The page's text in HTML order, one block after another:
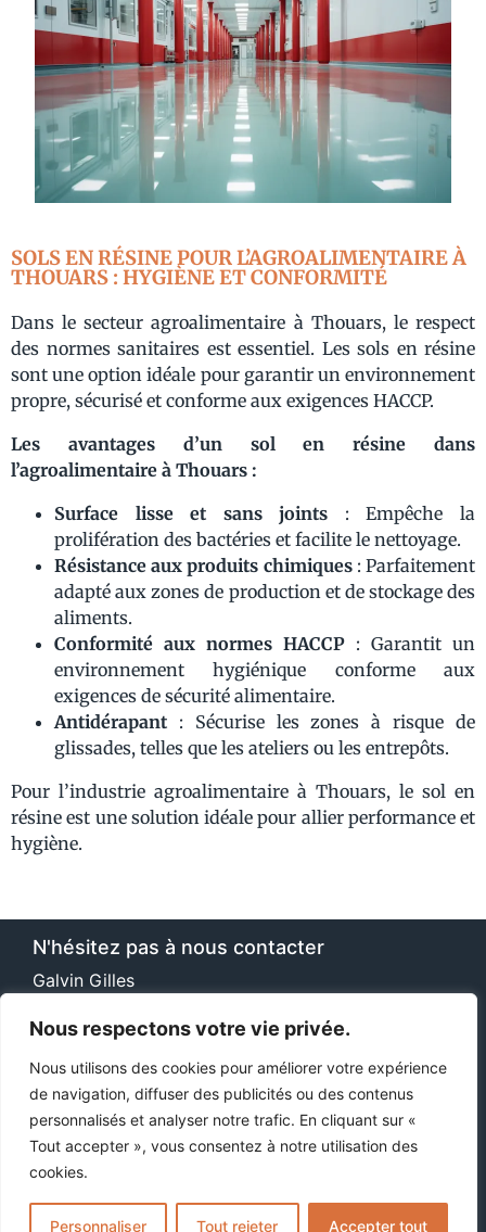
Nous respectons votre vie privée.
Nous utilisons des cookies pour améliorer votre expérience
de navigation, diffuser des publicités ou des contenus
personnalisés et analyser notre trafic. En cliquant sur «
Tout accepter », vous consentez à notre utilisation des
cookies.
Personnaliser Tout rejeter Accepter tout
SOLS EN RÉSINE POUR L’AGROALIMENTAIRE À
THOUARS : HYGIÈNE ET CONFORMITÉ
Dans le secteur agroalimentaire à Thouars, le respect
des normes sanitaires est essentiel. Les sols en résine
sont une option idéale pour garantir un environnement
propre, sécurisé et conforme aux exigences HACCP.
Les avantages d’un sol en résine dans
l’agroalimentaire à Thouars :
Surface lisse et sans joints : Empêche la
prolifération des bactéries et facilite le nettoyage.
Résistance aux produits chimiques: Parfaitement
adapté aux zones de production et de stockage des
aliments.
Conformité aux normes HACCP : Garantit un
environnement hygiénique conforme aux
exigences de sécurité alimentaire.
Antidérapant : Sécurise les zones à risque de
glissades, telles que les ateliers ou les entrepôts.
Pour l’industrie agroalimentaire à Thouars, le sol en
résine est une solution idéale pour allier performance et
hygiène.
N'hésitez pas à nous contacter
Galvin Gilles
(+33)06 22 13 42 87
contact@solresineconcept.fr